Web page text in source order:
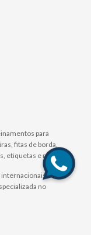
para
fitas de borda,
etiquetas e rótulos.
internacionais e
no